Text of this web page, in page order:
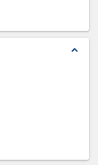
expand_less